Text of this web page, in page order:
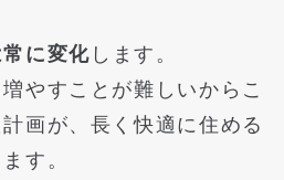
に変化 します。
やすことが難しいからこ
画が、長く快適に住める
す。